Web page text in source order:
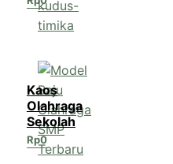
Kaos
Olahraga
Sekolah
Rp0